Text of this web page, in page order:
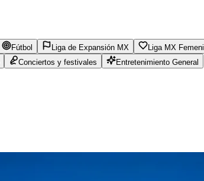
Fútbol Liga de Expansión MX Liga MX Femenil
Conciertos y festivales Entretenimiento General